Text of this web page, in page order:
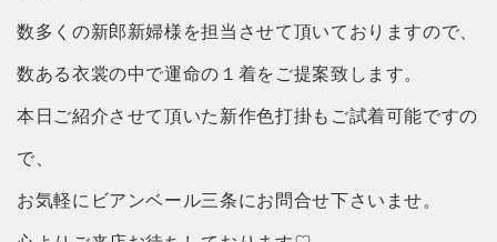
数多くの新郎新婦様を担当させて頂いておりますので、
数ある衣裳の中で運命の１着をご提案致します。
本日ご紹介させて頂いた新作色打掛もご試着可能ですの
で、
お気軽にビアンベール三条にお問合せ下さいませ。